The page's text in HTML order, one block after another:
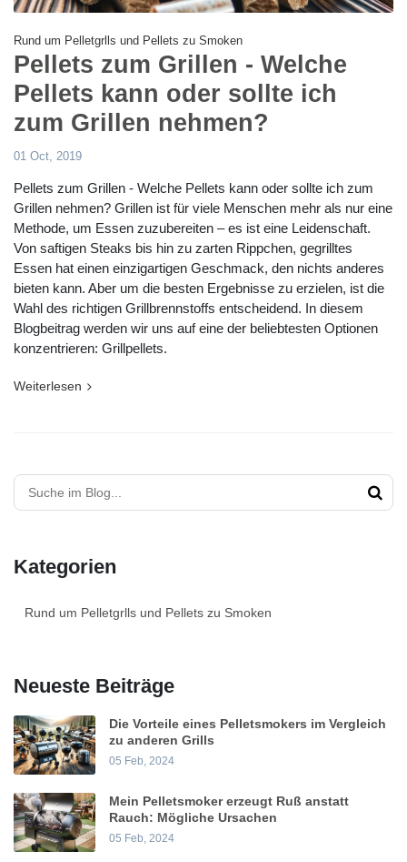
Rund um Pelletgrlls und Pellets zu Smoken
Pellets zum Grillen - Welche
Pellets kann oder sollte ich
zum Grillen nehmen?
01 Oct, 2019
Pellets zum Grillen - Welche Pellets kann oder sollte ich zum
Grillen nehmen? Grillen ist für viele Menschen mehr als nur eine
Methode, um Essen zuzubereiten – es ist eine Leidenschaft.
Von saftigen Steaks bis hin zu zarten Rippchen, gegrilltes
Essen hat einen einzigartigen Geschmack, den nichts anderes
bieten kann. Aber um die besten Ergebnisse zu erzielen, ist die
Wahl des richtigen Grillbrennstoffs entscheidend. In diesem
Blogbeitrag werden wir uns auf eine der beliebtesten Optionen
konzentrieren: Grillpellets.
Weiterlesen
Kategorien
Rund um Pelletgrlls und Pellets zu Smoken
Neueste Beiträge
Die Vorteile eines Pelletsmokers im Vergleich
zu anderen Grills
05 Feb, 2024
Mein Pelletsmoker erzeugt Ruß anstatt
Rauch: Mögliche Ursachen
05 Feb, 2024